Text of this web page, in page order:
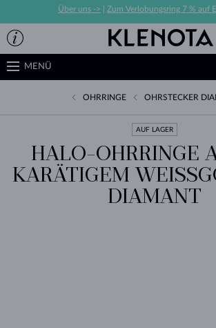
Über uns -> Zum Verlobungsring 7 % auf
MENÜ
OHRRINGE OHRSTECKER
AUF LAGER
HALO-OHRRINGE
KARÄTIGEM
IAMANT